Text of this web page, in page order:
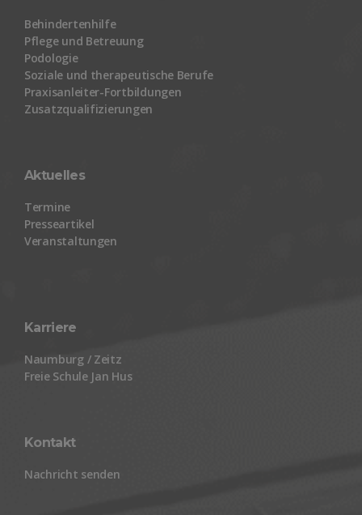
Behindertenhilfe
Pflege und Betreuung
Podologie
Soziale und therapeutische Berufe
Praxisanleiter-Fortbildungen
Zusatzqualifizierungen
Aktuelles
Termine
Presseartikel
Veranstaltungen
Karriere
Naumburg / Zeitz
Freie Schule Jan Hus
Kontakt
Nachricht senden